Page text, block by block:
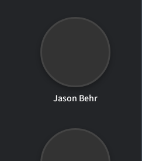
Jason Behr